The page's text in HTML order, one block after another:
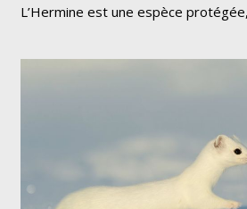
L’Hermine est une espèce